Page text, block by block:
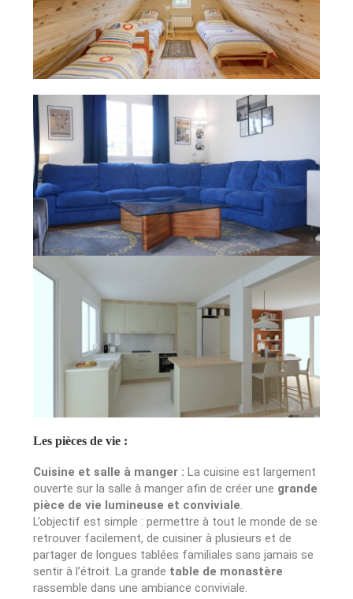
Les pièces de vie :
Cuisine et salle à manger : La cuisine est largement
ouverte sur la salle à manger afin de créer une grande
pièce de vie lumineuse et conviviale.
L’objectif est simple : permettre à tout le monde de se
retrouver facilement, de cuisiner à plusieurs et de
partager de longues tablées familiales sans jamais se
sentir à l’étroit. La grande table de monastère
rassemble dans une ambiance conviviale.